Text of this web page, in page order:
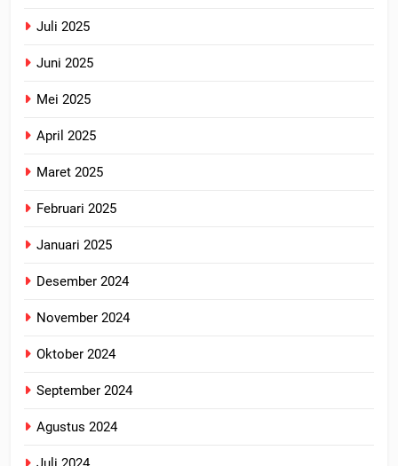
Juli 2025
Juni 2025
Mei 2025
April 2025
Maret 2025
Februari 2025
Januari 2025
Desember 2024
November 2024
Oktober 2024
September 2024
Agustus 2024